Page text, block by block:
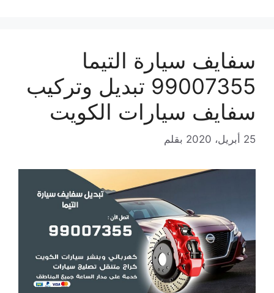
سفايف سيارة التيما
99007355 تبديل وتركيب
سفايف سيارات الكويت
25 أبريل، 2020 بقلم